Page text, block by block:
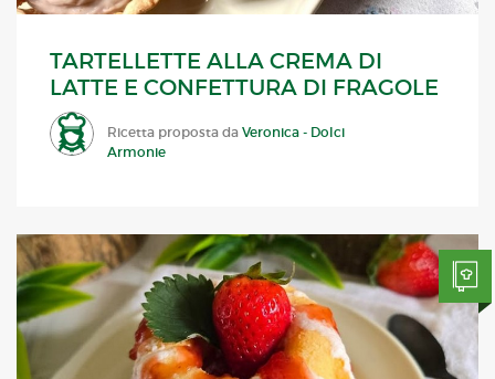
TARTELLETTE ALLA CREMA DI
LATTE E CONFETTURA DI FRAGOLE
Ricetta proposta da Veronica - Dolci
Armonie